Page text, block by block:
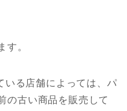
す。
いる店舗によっては、パ
の古い商品を販売して